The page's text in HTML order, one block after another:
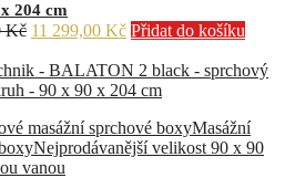
204 cm
Kč Původní
byla:
18
11 299,00 KčAktuální
je:
11
Přidat do košíku
masážní sprchové boxyMasážní
Nejprodávanější velikost 90 x 90
vanou